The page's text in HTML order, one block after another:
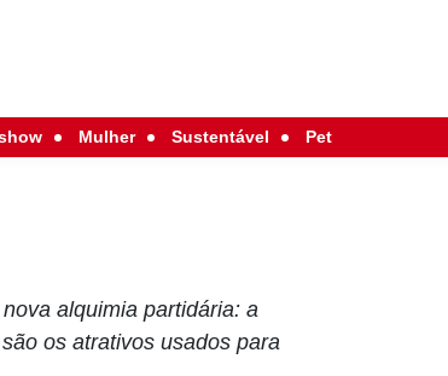
Mulher Sustentável Pet
alquimia partidária: a
os atrativos usados para